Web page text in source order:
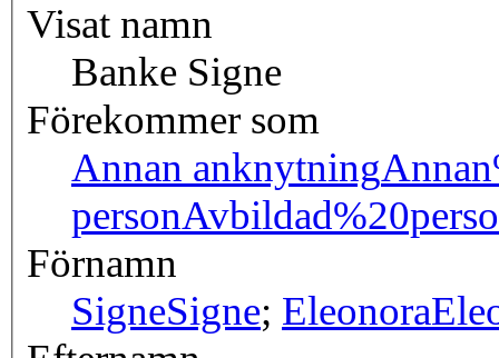
Visat namn
Banke Signe
Förekommer som
Annan anknytning
person
Förnamn
SigneSigne; Eleonora